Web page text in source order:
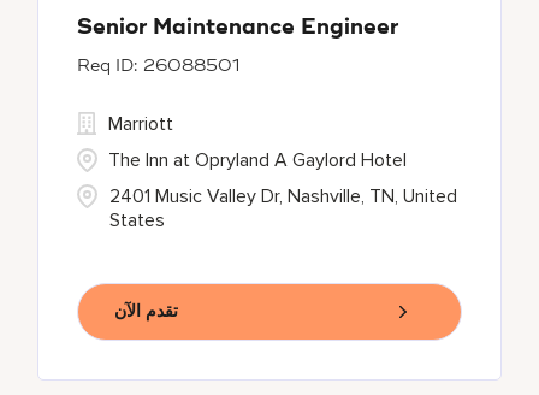
Senior Maintenance Engineer
26088501
2401 Music Valley Dr, Nashville, TN, United
States
Marriott
The Inn at Opryland A Gaylord Hotel
تقدم الآن